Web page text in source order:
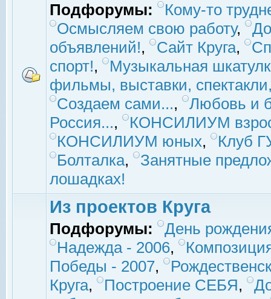
Подфорумы:
Кому-то
Осмысляем свою работу,
объявлений!, Сайт Круга,
спорт!,
Музыкальная
фильмы, выставки,
Создаем сами...,
Любовь и
Россия...,
КОНСИЛИУМ
КОНСИЛИУМ юных,
Клуб
Болталка,
Занятные
лошадках!
Из проектов Круга
Подфорумы:
День
Надежда - 2006,
Победы - 2007,
Круга, Построение СЕБЯ,